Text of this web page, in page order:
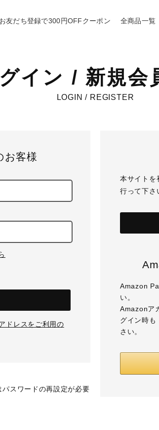
お友だち登録で300円OFFクーポン 全商品一覧
イン / 新規会
LOGIN / REGISTER
お客様
ドレスをご利用の
本サイトを
行って下さ
Amazon
い。
Amazonア
グイン時も
さい。
スワードの再設定が必要